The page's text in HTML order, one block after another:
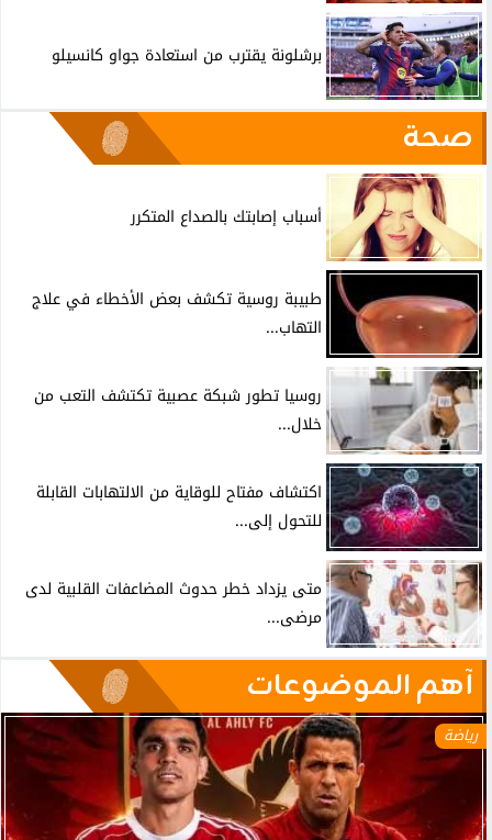
برشلونة يقترب من استعادة جواو كانسيلو
صحة
أسباب إصابتك بالصداع المتكرر
طبيبة روسية تكشف بعض الأخطاء في علاج
التهاب...
روسيا تطور شبكة عصبية تكتشف التعب من
خلال...
اكتشاف مفتاح للوقاية من الالتهابات القابلة
للتحول إلى...
متى يزداد خطر حدوث المضاعفات القلبية لدى
مرضى...
آهم الموضوعات
رياضة